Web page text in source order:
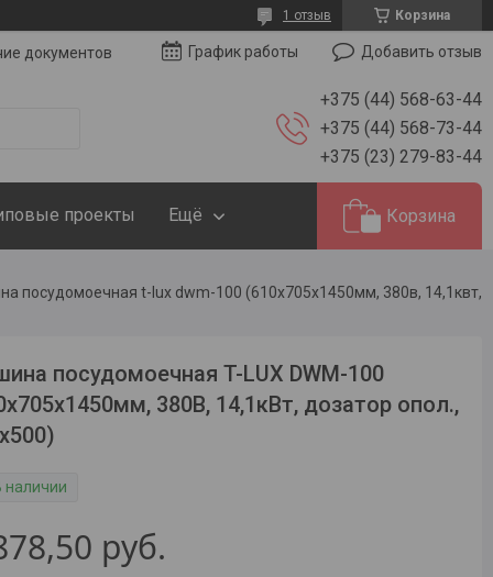
Корзина
1 отзыв
документов График работы Добавить отзыв
+375 (44) 568-63-44
+375 (44) 568-73-44
+375 (23) 279-83-44
проекты Ещё Корзина
посудомоечная T-LUX DWM-100
380В, 14,1кВт, дозатор опол.,
наличии
руб.